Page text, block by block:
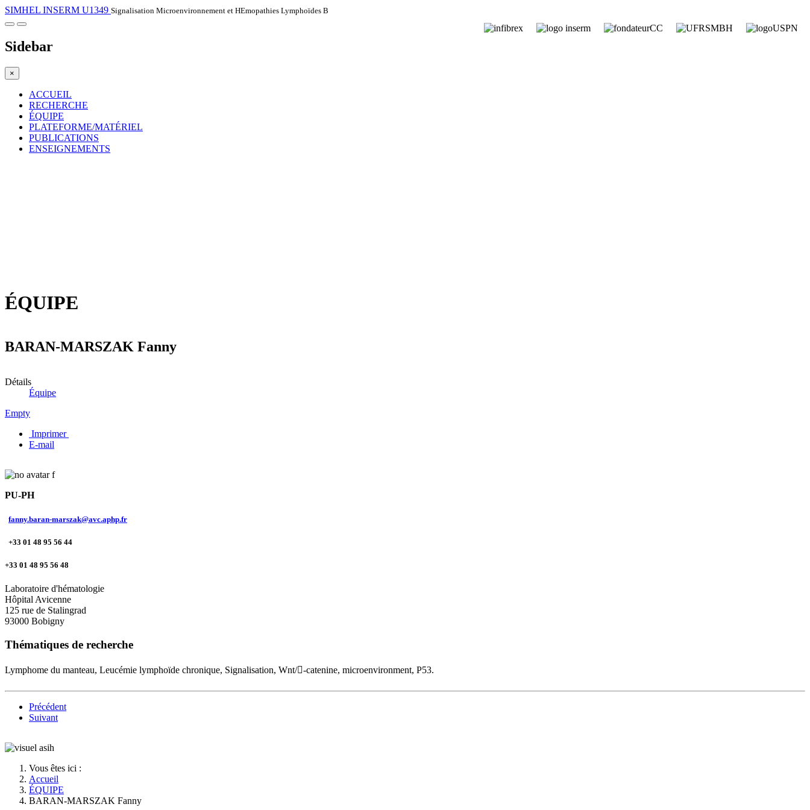
SIMHEL INSERM U1349 Signalisation Microenvironnement et HEmopathies Lymphoïdes B
Sidebar
×
ACCUEIL
RECHERCHE
ÉQUIPE
PLATEFORME/MATÉRIEL
PUBLICATIONS
ENSEIGNEMENTS
ÉQUIPE
BARAN-MARSZAK Fanny
Détails
Équipe
Empty
Imprimer
E-mail
PU-PH
fanny.baran-marszak@avc.aphp.fr
+33 01 48 95 56 44
+33 01 48 95 56 48
Laboratoire d'hématologie
Hôpital Avicenne
125 rue de Stalingrad
93000 Bobigny
Thématiques de recherche
Lymphome du manteau, Leucémie lymphoïde chronique, Signalisation, Wnt/-catenine, microenvironment, P53.
Précédent
Suivant
Vous êtes ici :
Accueil
ÉQUIPE
BARAN-MARSZAK Fanny